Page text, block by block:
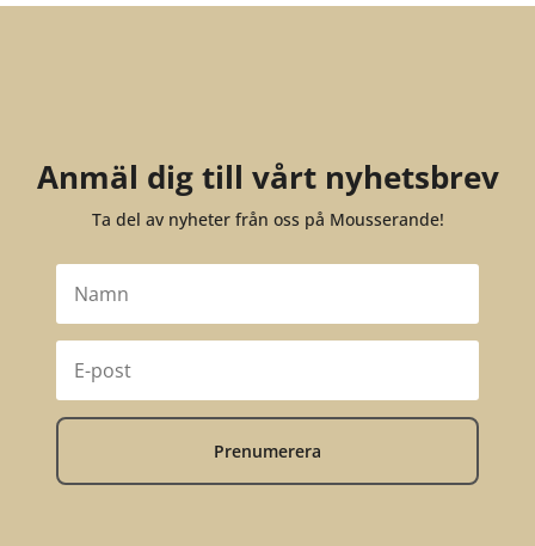
Anmäl dig till vårt nyhetsbrev
Ta del av nyheter från oss på Mousserande!
Prenumerera